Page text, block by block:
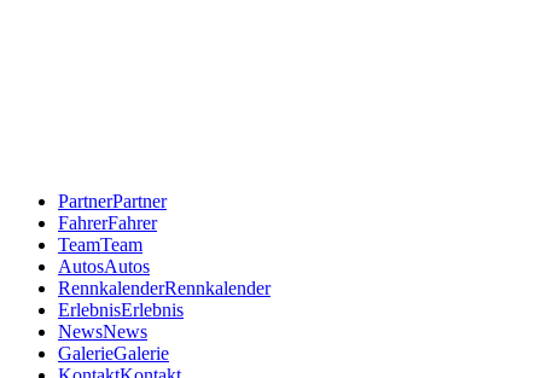
PartnerPartner
FahrerFahrer
TeamTeam
AutosAutos
RennkalenderRennkalender
ErlebnisErlebnis
NewsNews
GalerieGalerie